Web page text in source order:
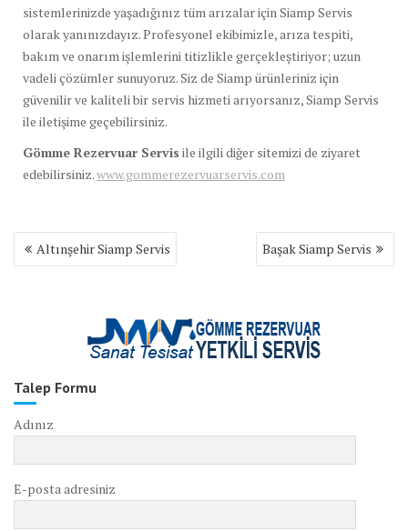
sistemlerinizde yaşadığınız tüm arızalar için Siamp Servis
olarak yanınızdayız. Profesyonel ekibimizle, arıza tespiti,
bakım ve onarım işlemlerini titizlikle gerçekleştiriyor; uzun
vadeli çözümler sunuyoruz. Siz de Siamp ürünleriniz için
güvenilir ve kaliteli bir servis hizmeti arıyorsanız, Siamp Servis
ile iletişime geçebilirsiniz.
Gömme Rezervuar Servis ile ilgili diğer sitemizi de ziyaret
edebilirsiniz.www.gommerezervuarservis.com
Yazı
gezinmesi
Altınşehir Siamp Servis Başak Siamp Servis
Talep Formu
Adınız
E-posta adresiniz